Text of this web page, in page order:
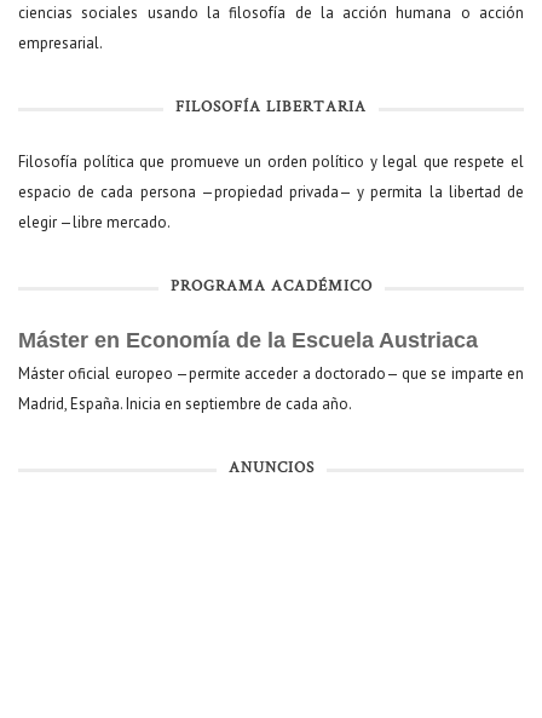
ciencias sociales usando la filosofía de la acción humana o acción
empresarial.
FILOSOFÍA LIBERTARIA
Filosofía política que promueve un orden político y legal que respete el
espacio de cada persona —propiedad privada— y permita la libertad de
elegir —libre mercado.
PROGRAMA ACADÉMICO
Máster en Economía de la Escuela Austriaca
Máster oficial europeo —permite acceder a doctorado— que se imparte en
Madrid, España. Inicia en septiembre de cada año.
ANUNCIOS